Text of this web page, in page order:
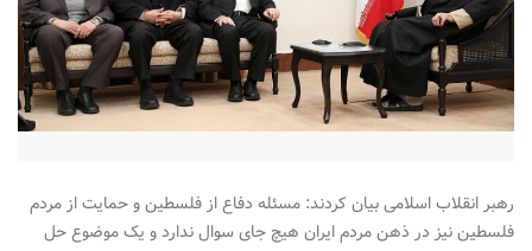
n
رهبر انقلاب اسلامی بیان کردند: مسئله دفاع از فلسطین و حمایت از مردم
فلسطین نیز در ذهن مردم ایران هیچ جای سوال ندارد و یک موضوع حل